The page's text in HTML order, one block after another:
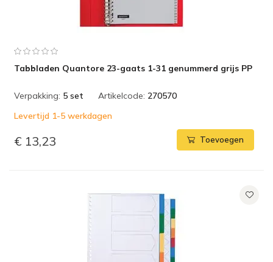
Tabbladen Quantore 23-gaats 1-31 genummerd grijs PP
Verpakking: 5 set Artikelcode: 270570
Levertijd 1-5 werkdagen
€ 13,23 Toevoegen